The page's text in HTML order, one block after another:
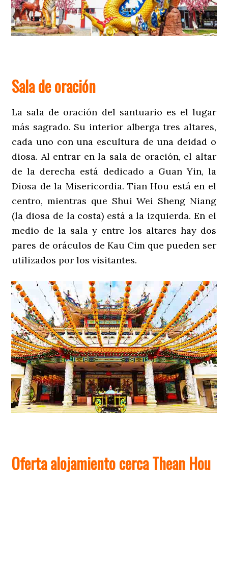
Sala de oración
La sala de oración del santuario es el lugar
más sagrado. Su interior alberga tres altares,
cada uno con una escultura de una deidad o
diosa. Al entrar en la sala de oración, el altar
de la derecha está dedicado a Guan Yin, la
Diosa de la Misericordia. Tian Hou está en el
centro, mientras que Shui Wei Sheng Niang
(la diosa de la costa) está a la izquierda. En el
medio de la sala y entre los altares hay dos
pares de oráculos de Kau Cim que pueden ser
utilizados por los visitantes.
Oferta alojamiento cerca Thean Hou